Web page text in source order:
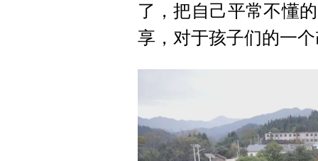
了，把自己平常不懂
享，对于孩子们的一